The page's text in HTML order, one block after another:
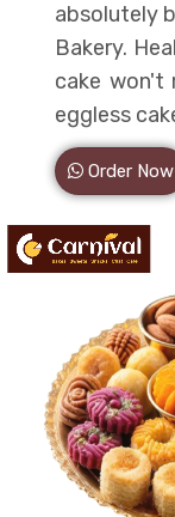
absolutely
Bakery.
cake won't
eggless
Order Now